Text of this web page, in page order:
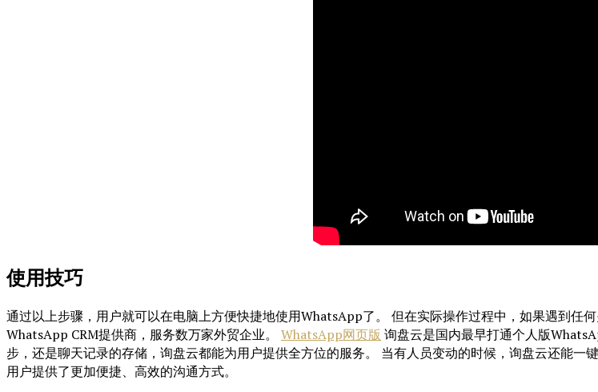
使用技巧
通过以上步骤，用户就可以在电脑上方便快捷地使用WhatsApp了。 但在实际操作过程中，如果遇到任
WhatsApp CRM提供商，服务数万家外贸企业。 WhatsApp网页版 询盘云是国内最早打通个人版
步，还是聊天记录的存储，询盘云都能为用户提供全方位的服务。 当有人员变动的时候，询盘云还能
用户提供了更加便捷、高效的沟通方式。